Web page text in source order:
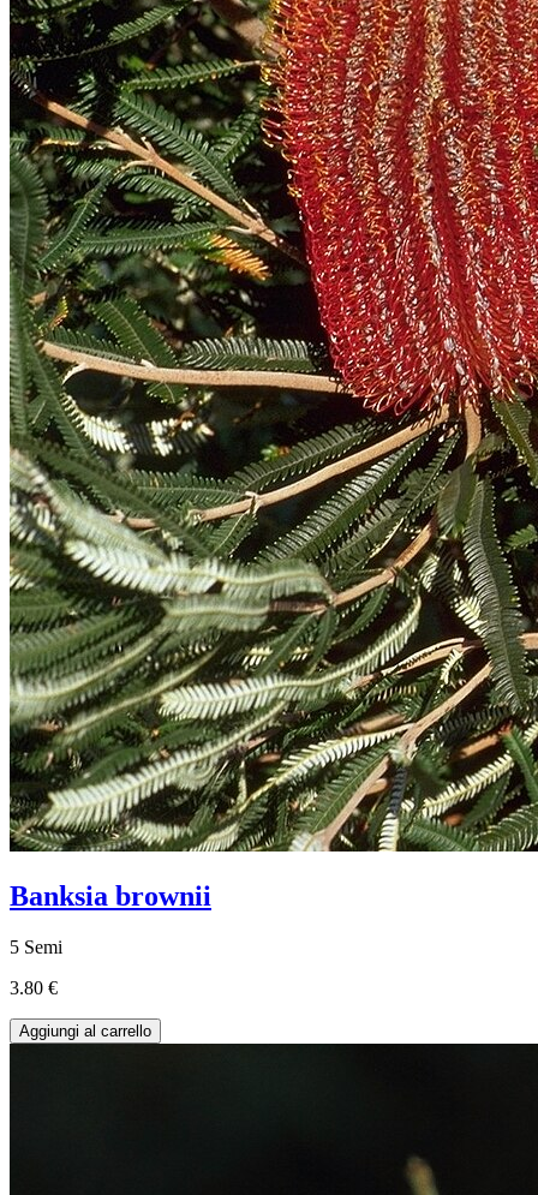
Banksia brownii
5 Semi
3.80 €
Aggiungi al carrello